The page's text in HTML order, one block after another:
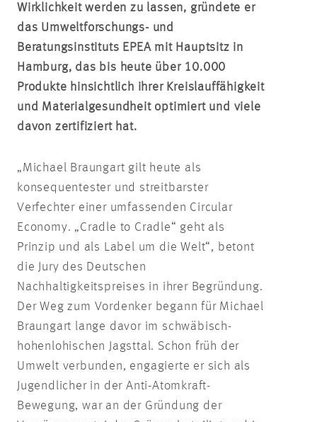
Wirklichkeit werden zu lassen, gründete er
das Umweltforschungs- und
Beratungsinstituts EPEA mit Hauptsitz in
Hamburg, das bis heute über 10.000
Produkte hinsichtlich ihrer Kreislauffähigkeit
und Materialgesundheit optimiert und viele
davon zertifiziert hat.
„Michael Braungart gilt heute als
konsequentester und streitbarster
Verfechter einer umfassenden Circular
Economy. „Cradle to Cradle“ geht als
Prinzip und als Label um die Welt“, betont
die Jury des Deutschen
Nachhaltigkeitspreises in ihrer Begründung.
Der Weg zum Vordenker begann für Michael
Braungart lange davor im schwäbisch-
hohenlohischen Jagsttal. Schon früh der
Umwelt verbunden, engagierte er sich als
Jugendlicher in der Anti-Atomkraft-
Bewegung, war an der Gründung der